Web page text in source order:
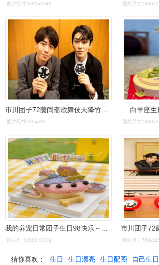
图片尺寸1080x1348 图片尺寸
市川团子72藤间斋歌舞伎天降竹马kdl
图片尺寸600x400
白羊座
图片尺寸
我的养宠日常团子生日98快乐～柯柯又去蹭蛋糕啦～超级喜欢气球的
图片尺寸1080x1439 图片尺寸
猜你喜欢： 生日 生日漂亮 生日配图 自己生